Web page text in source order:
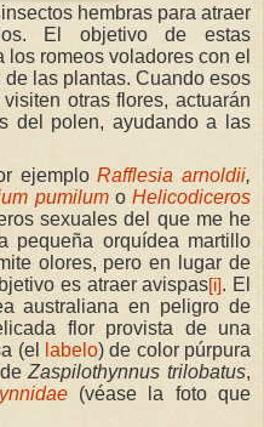
hembras para atraer
El objetivo de estas
romeos voladores con el
las plantas. Cuando esos
otras flores, actuarán
del polen, ayudando a las
ejemploRafflesia arnoldii,
pumilumoHelicodiceros
sexuales del que me he
pequeña orquídea martillo
olores, pero en lugar de
es atraer avispas[i]. El
australiana en peligro de
flor provista de una
(el
labelo) de color púrpura
deZaspilothynnus trilobatus,
(véase la foto que